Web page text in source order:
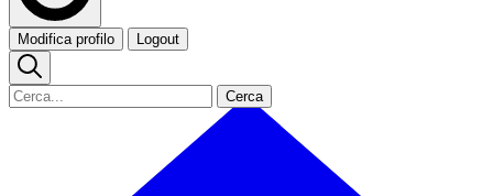
Modifica profilo Logout
Cerca